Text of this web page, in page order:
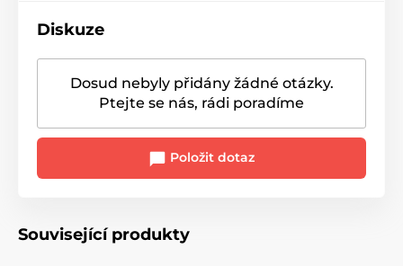
Diskuze
Dosud nebyly přidány žádné otázky.
Ptejte se nás, rádi poradíme
Položit dotaz
Související produkty